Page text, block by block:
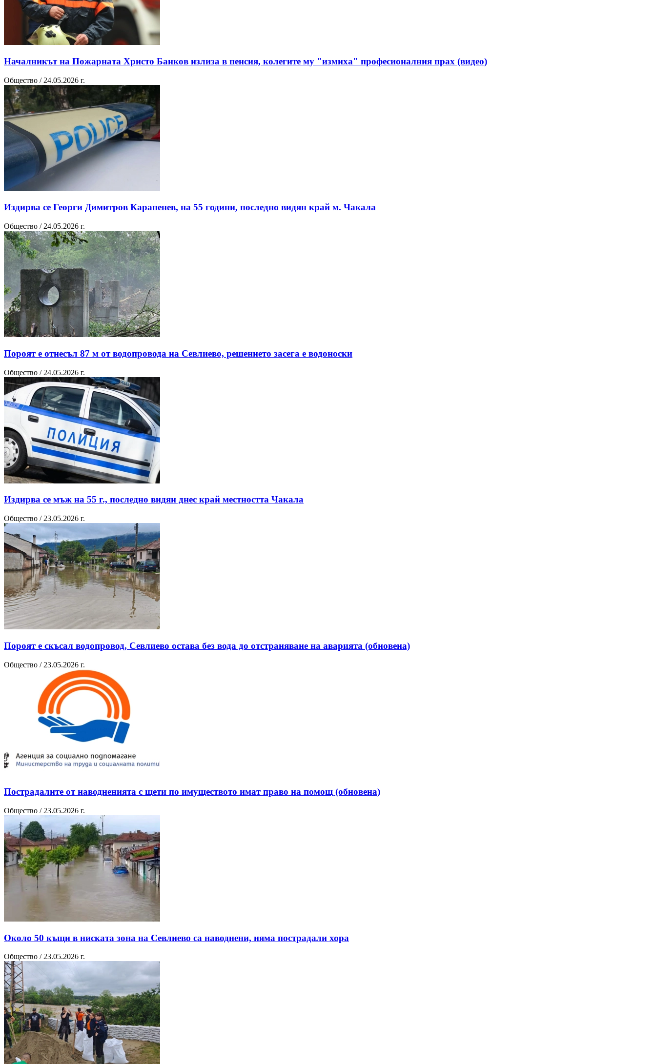
Началникът на Пожарната Христо Банков излиза в пенсия, колегите му "измиха" професионалния прах (видео)
Общество / 24.05.2026 г.
Издирва се Георги Димитров Карапенев, на 55 години, последно видян край м. Чакала
Общество / 24.05.2026 г.
Пороят е отнесъл 87 м от водопровода на Севлиево, решението засега е водоноски
Общество / 24.05.2026 г.
Издирва се мъж на 55 г., последно видян днес край местността Чакала
Общество / 23.05.2026 г.
Пороят е скъсал водопровод, Севлиево остава без вода до отстраняване на аварията (обновена)
Общество / 23.05.2026 г.
Пострадалите от наводненията с щети по имуществото имат право на помощ (обновена)
Общество / 23.05.2026 г.
Около 50 къщи в ниската зона на Севлиево са наводнени, няма пострадали хора
Общество / 23.05.2026 г.